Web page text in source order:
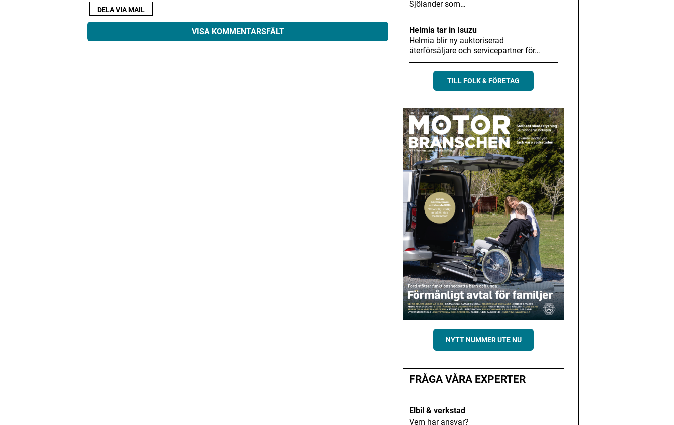
DELA VIA MAIL
VISA KOMMENTARSFÄLT
Sjölander som…
Helmia tar in Isuzu
Helmia blir ny auktoriserad
återförsäljare och servicepartner för…
TILL FOLK & FÖRETAG
NYTT NUMMER UTE NU
FRÅGA VÅRA EXPERTER
Elbil & verkstad
Vem har ansvar?